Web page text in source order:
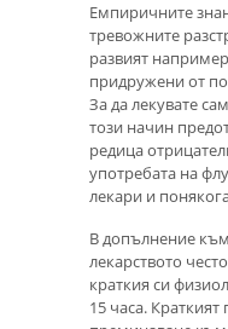
Емпиричните
тревожните
развият
придружени от
За да лекувате
този начин
редица
употребата на
лекари и
В допълнение
лекарството
краткия си
15 часа.